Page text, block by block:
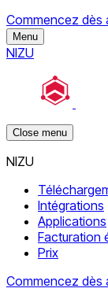
Commencez dès
Menu
NIZU
Close menu
NIZU
Intégrations
Applications
Facturation
Prix
Commencez dès